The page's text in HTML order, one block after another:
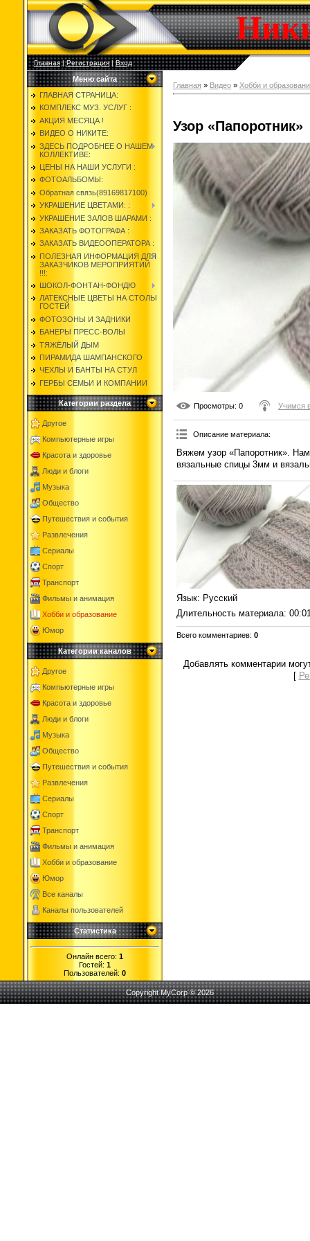
Главная|Регистрация|Вход
Меню сайта
ГЛАВНАЯ СТРАНИЦА:
КОМПЛЕКС МУЗ. УСЛУГ :
АКЦИЯ МЕСЯЦА !
ВИДЕО О НИКИТЕ:
ЗДЕСЬ ПОДРОБНЕЕ О НАШЕМ
КОЛЛЕКТИВЕ:
ЦЕНЫ НА НАШИ УСЛУГИ :
ФОТОАЛЬБОМЫ:
Обратная связь(89169817100)
УКРАШЕНИЕ ЦВЕТАМИ: :
УКРАШЕНИЕ ЗАЛОВ ШАРАМИ :
ЗАКАЗАТЬ ФОТОГРАФА :
ЗАКАЗАТЬ ВИДЕООПЕРАТОРА :
ПОЛЕЗНАЯ ИНФОРМАЦИЯ ДЛЯ
ЗАКАЗЧИКОВ МЕРОПРИЯТИЙ
!!!:
ШОКОЛ-ФОНТАН-ФОНДЮ
ЛАТЕКСНЫЕ ЦВЕТЫ НА СТОЛЫ
ГОСТЕЙ
ФОТОЗОНЫ И ЗАДНИКИ
БАНЕРЫ ПРЕСС-ВОЛЫ
ТЯЖЁЛЫЙ ДЫМ
ПИРАМИДА ШАМПАНСКОГО
ЧЕХЛЫ И БАНТЫ НА СТУЛ
ГЕРБЫ СЕМЬИ И КОМПАНИИ
Категории раздела
Другое
Компьютерные игры
Красота и здоровье
Люди и блоги
Музыка
Общество
Путешествия и события
Развлечения
Сериалы
Спорт
Транспорт
Фильмы и анимация
Хобби и образование
Юмор
Категории каналов
Другое
Компьютерные игры
Красота и здоровье
Люди и блоги
Музыка
Общество
Путешествия и события
Развлечения
Сериалы
Спорт
Транспорт
Фильмы и анимация
Хобби и образование
Юмор
Все каналы
Каналы пользователей
Статистика
Онлайн всего: 1
Гостей: 1
Пользователей: 0
Главная » Видео » Хобби и
Узор «Папоротник»
Просмотры: 0 Учимся
Описание материала:
Вяжем узор «Папоротник».
вязальные спицы 3мм и
Язык: Русский
Длительность материала:
Всего комментариев: 0
Добавлять комментарии
[
Copyright MyCorp © 2026